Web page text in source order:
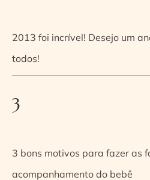
2013 foi incrível! Desejo um
todos!
3
3 bons motivos para fazer as
acompanhamento do bebê